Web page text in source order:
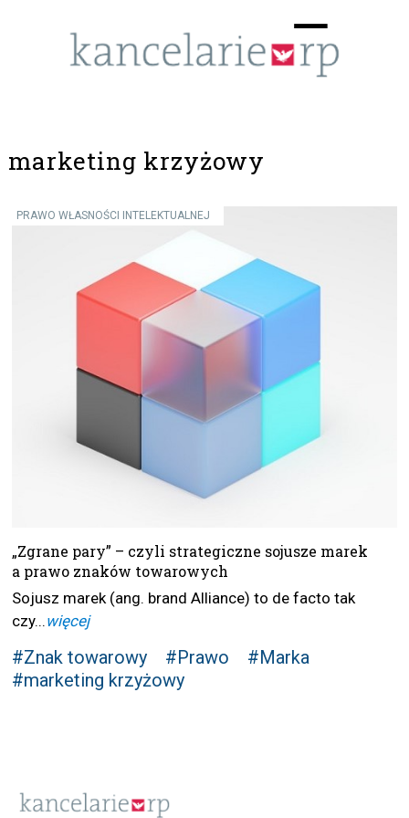
☰
marketing krzyżowy
PRAWO WŁASNOŚCI INTELEKTUALNEJ
„Zgrane pary” – czyli strategiczne sojusze marek
a prawo znaków towarowych
Sojusz marek (ang. brand Alliance) to de facto tak
czy...więcej
#Znak towarowy #Prawo
#Marka
#marketing krzyżowy